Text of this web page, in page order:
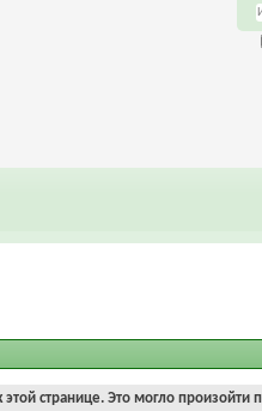
странице. Это могло произойти